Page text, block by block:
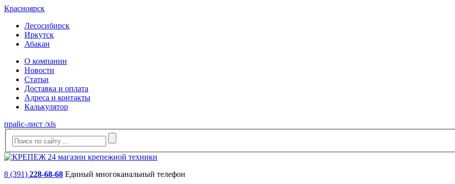
Красноярск
Лесосибирск
Иркутск
Абакан
О компании
Новости
Статьи
Доставка и оплата
Адреса и контакты
Калькулятор
прайс-лист /xls
8 (391) 228-68-68 Единый многоканальный телефон